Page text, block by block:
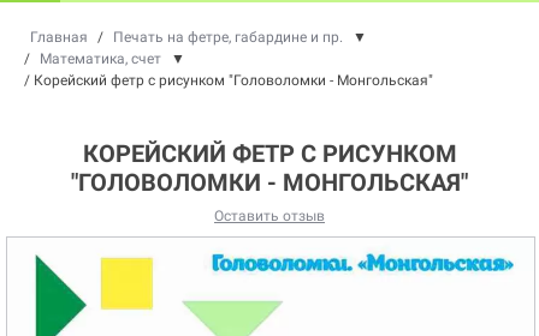
Главная / Печать на фетре, габардине и пр.
▼
/
Математика, счет
▼
/ Корейский фетр с рисунком "Головоломки - Монгольская"
КОРЕЙСКИЙ ФЕТР С РИСУНКОМ
"ГОЛОВОЛОМКИ - МОНГОЛЬСКАЯ"
Оставить отзыв